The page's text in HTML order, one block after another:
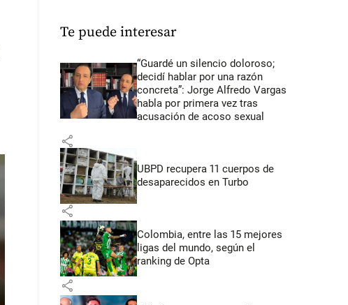
Te puede interesar
“Guardé un silencio doloroso;
decidí hablar por una razón
concreta”: Jorge Alfredo Vargas
habla por primera vez tras
acusación de acoso sexual
share
UBPD recupera 11 cuerpos de
desaparecidos en Turbo
share
Colombia, entre las 15 mejores
ligas del mundo, según el
ranking de Opta
share